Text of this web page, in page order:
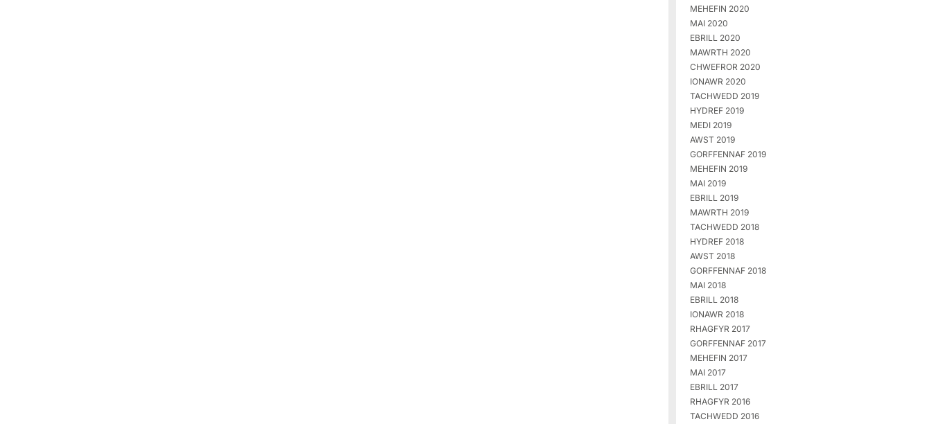
MEHEFIN 2020
MAI 2020
EBRILL 2020
MAWRTH 2020
CHWEFROR 2020
IONAWR 2020
TACHWEDD 2019
HYDREF 2019
MEDI 2019
AWST 2019
GORFFENNAF 2019
MEHEFIN 2019
MAI 2019
EBRILL 2019
MAWRTH 2019
TACHWEDD 2018
HYDREF 2018
AWST 2018
GORFFENNAF 2018
MAI 2018
EBRILL 2018
IONAWR 2018
RHAGFYR 2017
GORFFENNAF 2017
MEHEFIN 2017
MAI 2017
EBRILL 2017
RHAGFYR 2016
TACHWEDD 2016